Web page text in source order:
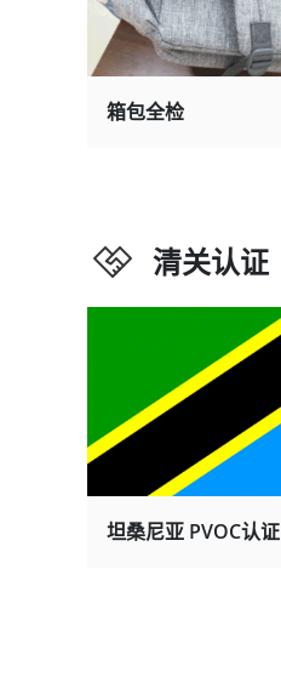
箱包全检
清关认证
坦桑尼亚 PVOC认证